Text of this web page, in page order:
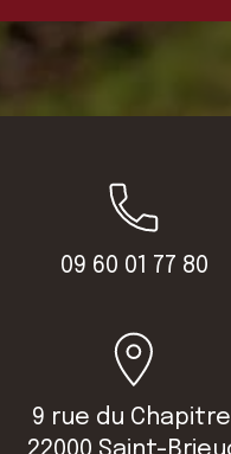
09 60 01 77 80
9 rue du